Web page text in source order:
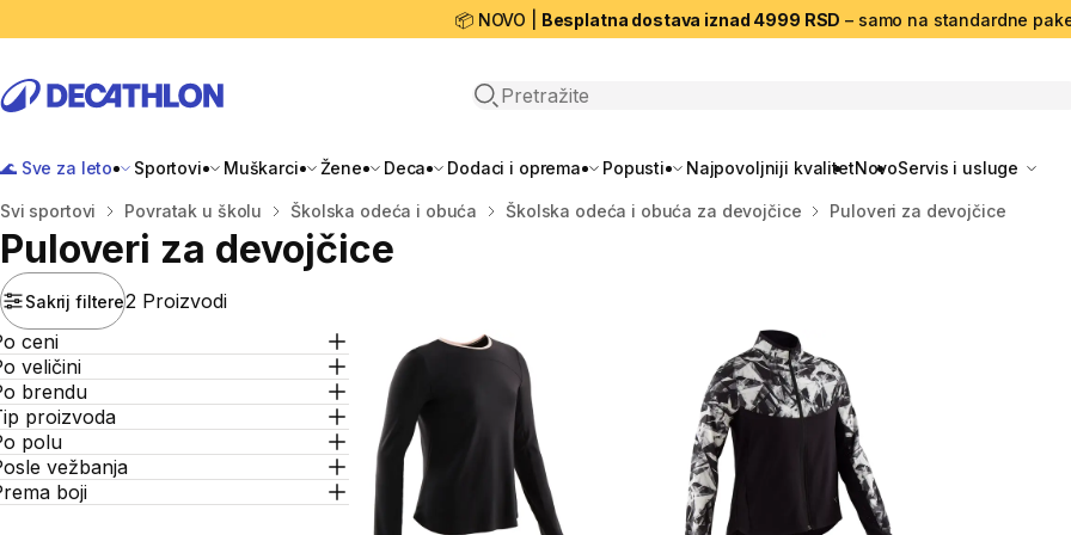
📦 NOVO | Besplatna dostava iznad 4999 RSD – samo na standardne
Open search
🌊 Sve za leto Sportovi Muškarci Žene Deca Dodaci i oprema Popusti Najpovoljniji kvalitetNovoServis i usluge
Početna stranica
Svi sportovi Povratak u školu Školska odeća i obuća Školska odeća i obuća za devojčice Puloveri za devojčice
Puloveri za devojčice
Sakrij filtere2 Proizvodi
ceni
veličini
brendu
proizvoda
polu
vežbanja
boji